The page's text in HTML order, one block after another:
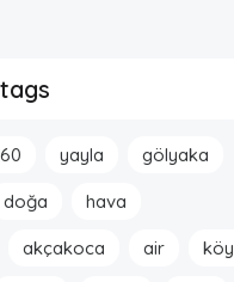
yayla gölyaka
doğa hava
akçakoca air köy